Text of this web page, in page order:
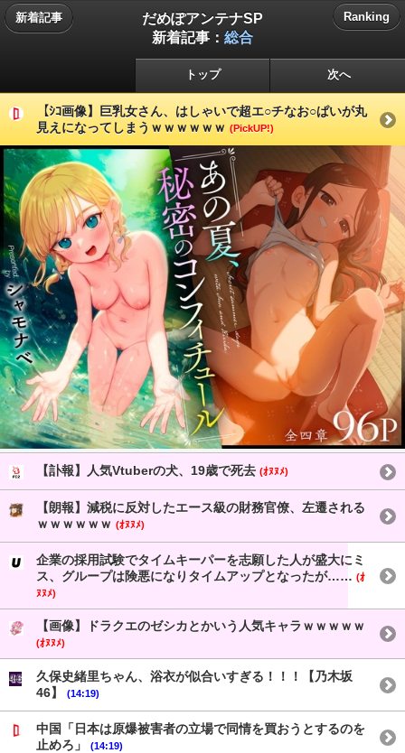
新着記事
だめぽアンテナSP
新着記事： 総合
Ranking
トップ 次へ
【ｼｺ画像】巨乳女さん、はしゃいで超エ○チなお○ぱいが丸
見えになってしまうｗｗｗｗｗｗ (PickUP!)
【訃報】人気Vtuberの犬、19歳で死去 (ｵﾇﾇﾒ)
【朗報】減税に反対したエース級の財務官僚、左遷される
ｗｗｗｗｗｗ (ｵﾇﾇﾒ)
企業の採用試験でタイムキーパーを志願した人が盛大にミ
ス、グループは険悪になりタイムアップとなったが…… (ｵ
ﾇﾇﾒ)
【画像】ドラクエのゼシカとかいう人気キャラｗｗｗｗｗ
(ｵﾇﾇﾒ)
久保史緒里ちゃん、浴衣が似合いすぎる！！！【乃木坂
46】
(14:19)
中国「日本は原爆被害者の立場で同情を買おうとするのを
止めろ」
(14:19)